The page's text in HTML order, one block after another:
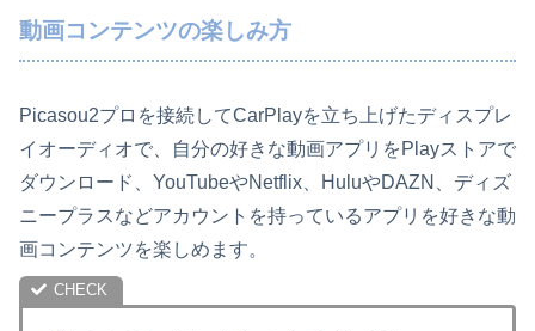
動画コンテンツの楽しみ方
Picasou2プロを接続してCarPlayを立ち上げたディスプレ
イオーディオで、自分の好きな動画アプリをPlayストアで
ダウンロード、YouTubeやNetflix、HuluやDAZN、ディズ
ニープラスなどアカウントを持っているアプリを好きな動
画コンテンツを楽しめます。